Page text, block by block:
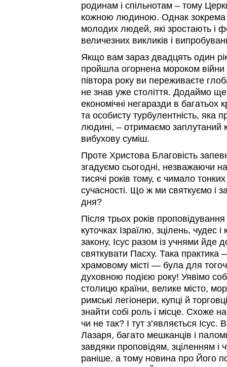
родинам і спільнотам – тому
кожною людиною. Однак зокрема
молодих людей, які зростають і
величезних викликів і
Якщо вам зараз двадцять один
пройшла огорнена мороком війни
півтора року ви переживаєте
не знав уже століття. Додаймо
економічні негаразди в багатьох
та особисту турбулентність, яка
людині, – отримаємо заплутаний
вибухову суміш.
Проте Христова Благовість
згадуємо сьогодні, незважаючи
тисячі років тому, є чимало
сучасності. Що ж ми святкуємо і
дня?
Після трьох років
куточках Ізраїлю, зцілень, чудес
закону, Ісус разом із учнями
святкувати Пасху. Така практика
храмовому місті — була для
духовною подією року! Уявімо
столицю країни, велике місто,
римські легіонери, купці й
знайти собі роль і місце. Схоже
чи не так? І тут з’являється
Лазаря, багато мешканців і
завдяки проповідям, зціленням і
раніше, а тому новина про Його